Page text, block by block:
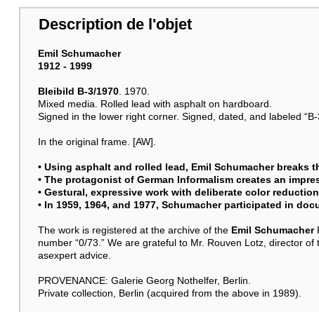
Description de l'objet
Emil Schumacher
1912 - 1999
Bleibild B-3/1970. 1970.
Mixed media. Rolled lead with asphalt on hardboard.
Signed in the lower right corner. Signed, dated, and labeled
In the original frame. [AW].
• Using asphalt and rolled lead, Emil Schumacherbreaks
• The protagonist of German Informalism creates an
• Gestural, expressive work with deliberate color
• In 1959, 1964, and 1977, Schumacher participated in
The work is registered at the archive of the Emil Schumacher
number “0/73.” We are grateful to Mr. Rouven Lotz, director of
asexpert advice.
PROVENANCE: Galerie Georg Nothelfer, Berlin.
Private collection, Berlin (acquired from the above in 1989).